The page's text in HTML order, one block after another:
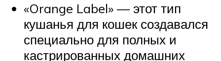
«Orange Label» — этот тип
кушанья для кошек создавался
специально для полных и
кастрированных домашних